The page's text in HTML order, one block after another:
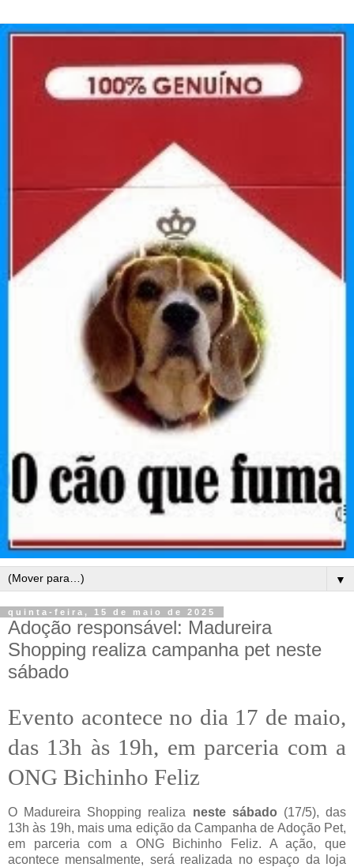
▼
quinta-feira, 15 de maio de 2025
Adoção responsável: Madureira
Shopping realiza campanha pet neste
sábado
Evento acontece no dia 17 de maio,
das 13h às 19h, em parceria com a
ONG Bichinho Feliz
O Madureira Shopping realiza neste sábado (17/5), das
13h às 19h, mais uma edição da Campanha de Adoção Pet,
em parceria com a ONG Bichinho Feliz. A ação, que
acontece mensalmente, será realizada no espaço da loja